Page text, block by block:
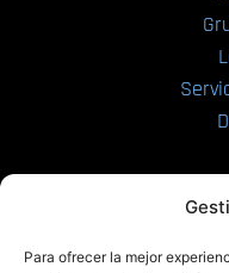
Para ofrecer la mejor